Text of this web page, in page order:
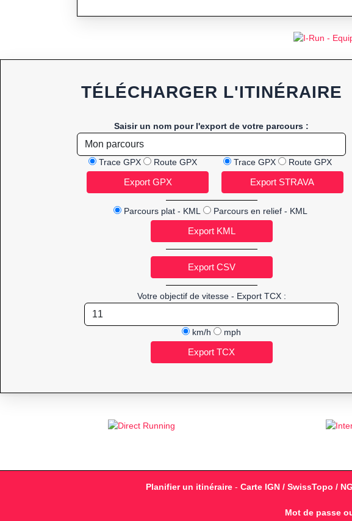
TÉLÉCHARGER L'ITINÉRAIRE
Saisir un nom pour l'export de votre parcours :
Trace GPX Route GPX Trace GPX Route GPX
Parcours plat - KML Parcours en relief - KML
Votre objectif de vitesse - Export TCX :
km/h mph
Planifier un itinéraire - Carte IGN / SwissTopo /
Mot de passe